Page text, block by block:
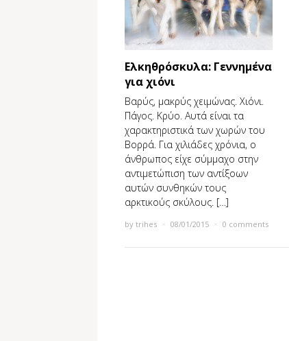
Eλκηθρόσκυλα: Γεννημένα
για χιόνι
Βαρύς, μακρύς χειμώνας. Χιόνι.
Πάγος. Κρύο. Αυτά είναι τα
χαρακτηριστικά των χωρών του
Βορρά. Για χιλιάδες χρόνια, ο
άνθρωπος είχε σύμμαχο στην
αντιμετώπιση των αντίξοων
αυτών συνθηκών τους
αρκτικούς σκύλους. […]
by trihes 08/01/2015 0 comments